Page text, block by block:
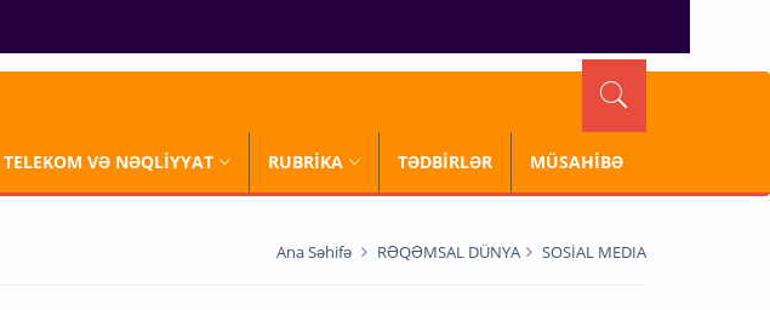
TELEKOM VƏ NƏQLİYYAT RUBRİKA TƏDBİRLƏR MÜSAHİBƏ
Ana Səhifə RƏQƏMSAL DÜNYA SOSİAL MEDIA